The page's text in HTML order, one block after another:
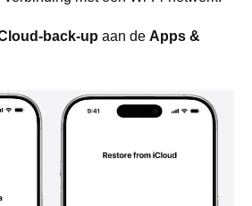
back-up aan de Apps &